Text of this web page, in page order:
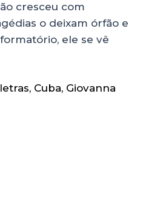
cresceu com
o deixam órfão e
ele se vê
, Cuba, Giovanna